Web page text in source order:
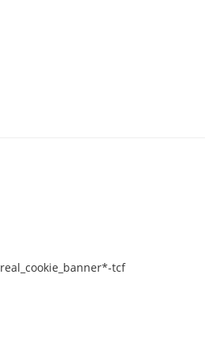
real_cookie_banner*-tcf